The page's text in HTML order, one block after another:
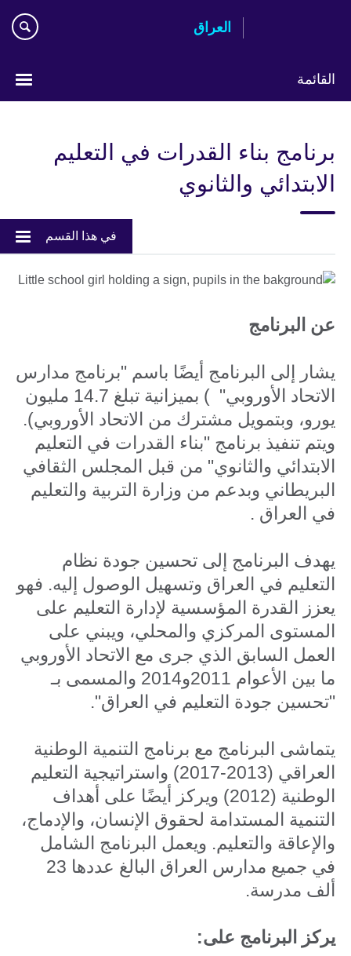
العراق
القائمة
برنامج بناء القدرات في التعليم
الابتدائي والثانوي
في هذا القسم
عن البرنامج
يشار إلى البرنامج أيضًا باسم "برنامج مدارس
الاتحاد الأوروبي" ) بميزانية تبلغ 14.7 مليون
يورو، وبتمويل مشترك من الاتحاد الأوروبي).
ويتم تنفيذ برنامج "بناء القدرات في التعليم
الابتدائي والثانوي" من قبل المجلس الثقافي
البريطاني وبدعم من وزارة التربية والتعليم
في العراق .
يهدف البرنامج إلى تحسين جودة نظام
التعليم في العراق وتسهيل الوصول إليه. فهو
يعزز القدرة المؤسسية لإدارة التعليم على
المستوى المركزي والمحلي، ويبني على
العمل السابق الذي جرى مع الاتحاد الأوروبي
ما بين الأعوام 2011و2014 والمسمى بـ
"تحسين جودة التعليم في العراق".
يتماشى البرنامج مع برنامج التنمية الوطنية
العراقي (2013-2017) واستراتيجية التعليم
الوطنية (2012) ويركز أيضًا على أهداف
التنمية المستدامة لحقوق الإنسان، والإدماج،
والإعاقة والتعليم. ويعمل البرنامج الشامل
في جميع مدارس العراق البالغ عددها 23
ألف مدرسة.
يركز البرنامج على: